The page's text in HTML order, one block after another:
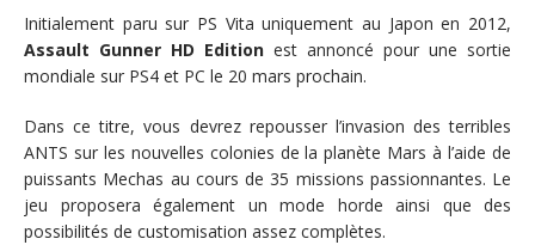
Initialement paru sur PS Vita uniquement au Japon en 2012,
Assault Gunner HD Edition est annoncé pour une sortie
mondiale sur PS4 et PC le 20 mars prochain.
Dans ce titre, vous devrez repousser l’invasion des terribles
ANTS sur les nouvelles colonies de la planète Mars à l’aide de
puissants Mechas au cours de 35 missions passionnantes. Le
jeu proposera également un mode horde ainsi que des
possibilités de customisation assez complètes.